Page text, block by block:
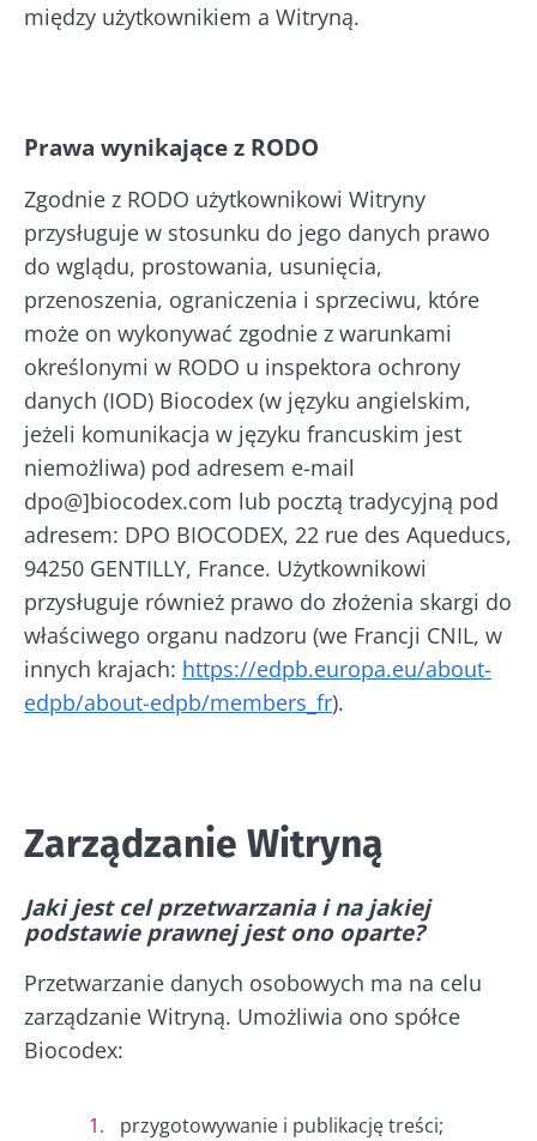
między użytkownikiem a Witryną.
Prawa wynikające z RODO
Zgodnie z RODO użytkownikowi Witryny
przysługuje w stosunku do jego danych prawo
do wglądu, prostowania, usunięcia,
przenoszenia, ograniczenia i sprzeciwu, które
może on wykonywać zgodnie z warunkami
określonymi w RODO u inspektora ochrony
danych (IOD) Biocodex (w języku angielskim,
jeżeli komunikacja w języku francuskim jest
niemożliwa) pod adresem e-mail
dpo@]biocodex.com lub pocztą tradycyjną pod
adresem: DPO BIOCODEX, 22 rue des Aqueducs,
94250 GENTILLY, France. Użytkownikowi
przysługuje również prawo do złożenia skargi do
właściwego organu nadzoru (we Francji CNIL, w
innych krajach: https://edpb.europa.eu/about-
edpb/about-edpb/members_fr).
Zarządzanie Witryną
Jaki jest cel przetwarzania i na jakiej
podstawie prawnej jest ono oparte?
Przetwarzanie danych osobowych ma na celu
zarządzanie Witryną. Umożliwia ono spółce
Biocodex:
przygotowywanie i publikację treści;